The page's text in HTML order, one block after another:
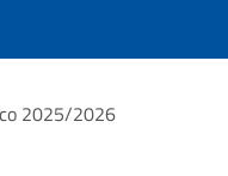
2025/2026